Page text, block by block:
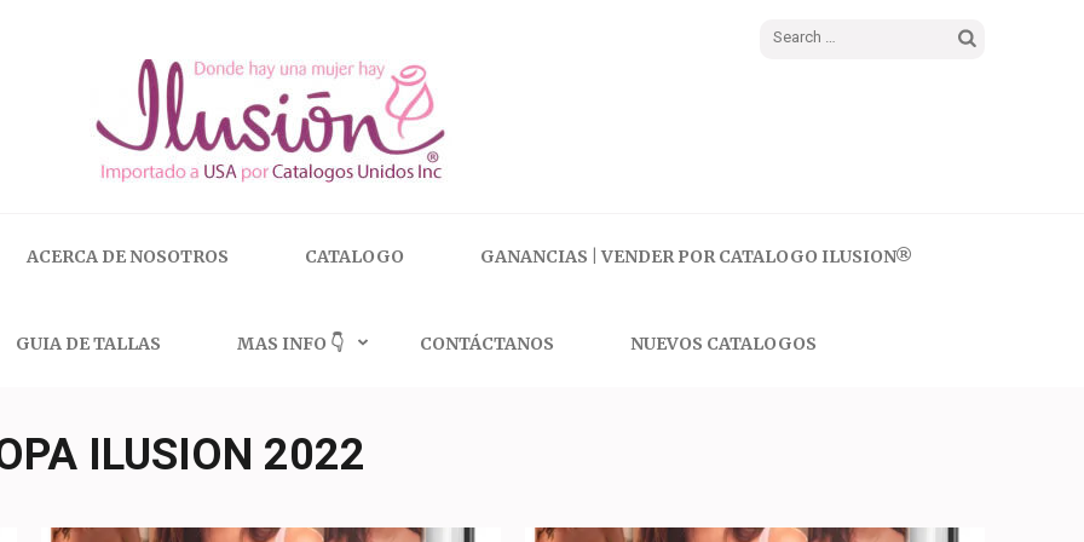
Search
ACERCA DE NOSOTROS CATALOGO GANANCIAS | VENDER POR CATALOGO ILUSION®
GUIA DE TALLAS MAS INFO 👇 CONTÁCTANOS NUEVOS CATALOGOS
ILUSION 2022